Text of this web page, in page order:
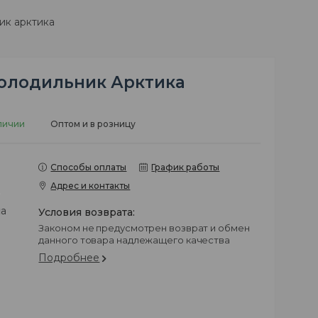
арктика
Арктика
Оптом и в розницу
Способы оплаты
График работы
Адрес и контакты
Законом не предусмотрен возврат и обмен
данного товара надлежащего качества
Подробнее